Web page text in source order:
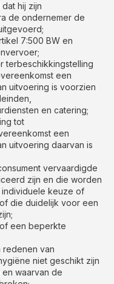
hij zijn
de ondernemer de
7:500 BW en
terbeschikkingstelling
een
uitvoering is voorzien
en catering;
tot
een
uitvoering daarvan is
vervaardigde
zijn en die worden
keuze of
die duidelijk voor een
een beperkte
van
niet geschikt zijn
waarvan de